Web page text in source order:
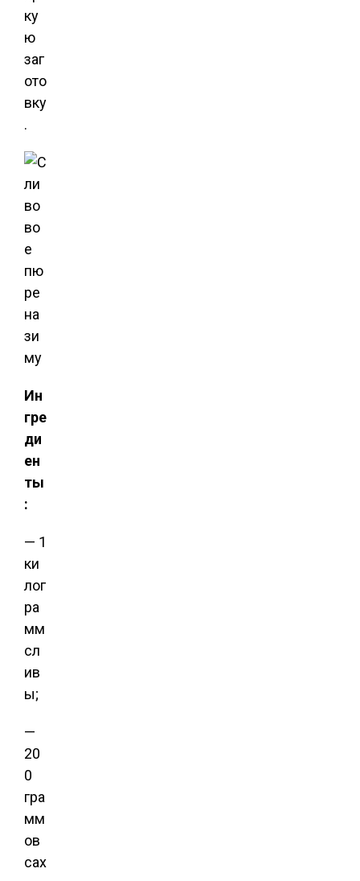
ку
ю
заг
ото
вку
.
Ин
гре
ди
ен
ты
:
— 1
ки
лог
ра
мм
сл
ив
ы;
—
20
0
гра
мм
ов
сах